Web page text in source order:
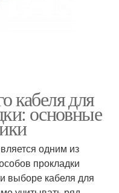
кабеля для
основные
одним из
прокладки
выборе кабеля для